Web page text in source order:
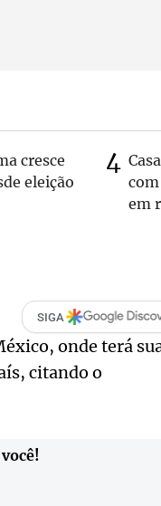
cresce
eleição
em
SIGA
onde terá
citando o